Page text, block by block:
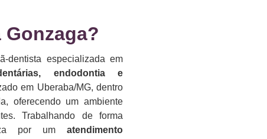
Gonzaga?​
dentista especializada em
endodontia e
em Uberaba/MG, dentro
oferecendo um ambiente
Trabalhando de forma
por um atendimento